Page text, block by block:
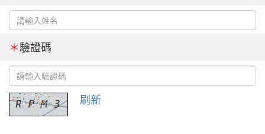
＊驗證碼
刷新